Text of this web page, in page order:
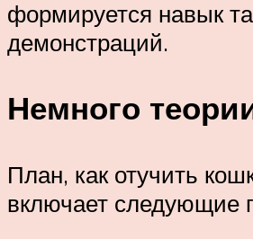
формируется навык
демонстраций.
Немного
План, как отучить
включает следующие